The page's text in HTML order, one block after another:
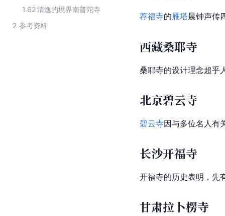
1.62清逸的境界南普陀寺
2 参考资料
荐福寺的雁塔晨钟声传
西藏桑耶寺
桑耶寺的设计理念超乎
北京碧云寺
碧云寺因与多位名人有
长沙开福寺
开福寺的历史表明，先
甘肃拉卜楞寺